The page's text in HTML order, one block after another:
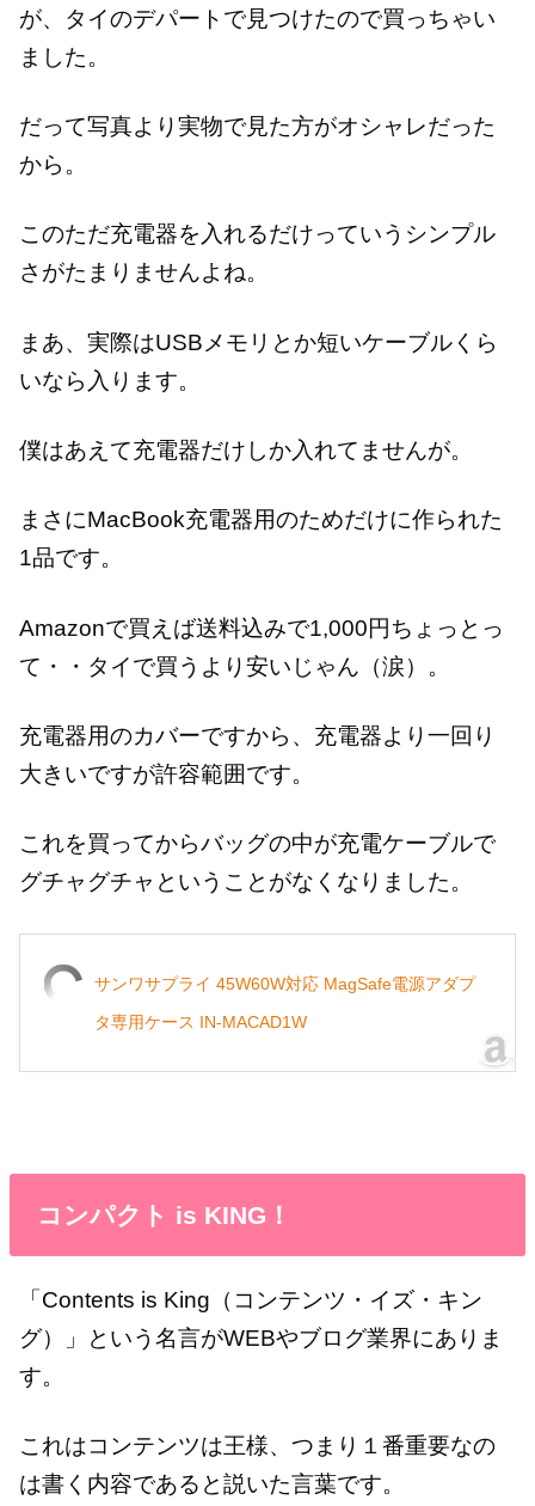
が、タイのデパートで見つけたので買っちゃい
ました。
だって写真より実物で見た方がオシャレだった
から。
このただ充電器を入れるだけっていうシンプル
さがたまりませんよね。
まあ、実際はUSBメモリとか短いケーブルくら
いなら入ります。
僕はあえて充電器だけしか入れてませんが。
まさにMacBook充電器用のためだけに作られた
1品です。
Amazonで買えば送料込みで1,000円ちょっとっ
て・・タイで買うより安いじゃん（涙）。
充電器用のカバーですから、充電器より一回り
大きいですが許容範囲です。
これを買ってからバッグの中が充電ケーブルで
グチャグチャということがなくなりました。
サンワサプライ 45W60W対応 MagSafe電源アダプ
タ専用ケース IN-MACAD1W
コンパクト is KING！
「Contents is King（コンテンツ・イズ・キン
グ）」という名言がWEBやブログ業界にありま
す。
これはコンテンツは王様、つまり１番重要なの
は書く内容であると説いた言葉です。